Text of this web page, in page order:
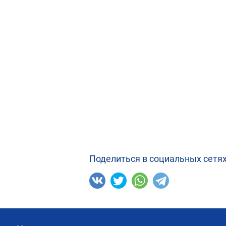
Поделиться в социальных